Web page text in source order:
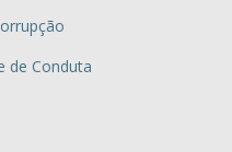
de Conduta